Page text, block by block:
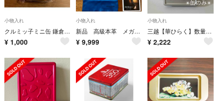
小物入れ
クルミッ子ミニ缶 鎌倉紅谷 三越限定
¥ 1,000
小物入れ
新品 高級本革 メガネケース 日本製 定価1.7万円 レザー
¥ 9,999
小物入れ
三越【華ひらく】数量限定 華ひらく缶 /空き缶
¥ 2,222